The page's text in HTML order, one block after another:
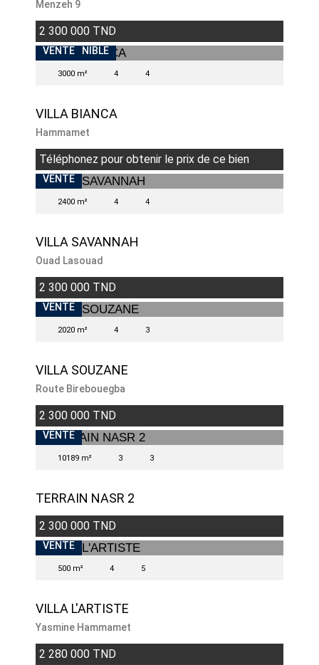
Menzeh 9
2 300 000 TND
INDISPONIBLE
BIENS EXCEPTIONNELS
VENTE
3000 m² 4 4
VILLA BIANCA
Hammamet
Téléphonez pour obtenir le prix de ce bien
BIENS EXCEPTIONNELS
VENTE
2400 m² 4 4
VILLA SAVANNAH
Ouad Lasouad
2 300 000 TND
VENTE
2020 m² 4 3
VILLA SOUZANE
Route Birebouegba
2 300 000 TND
VENTE
10189 m² 3 3
TERRAIN NASR 2
2 300 000 TND
VENTE
500 m² 4 5
VILLA L'ARTISTE
Yasmine Hammamet
2 280 000 TND